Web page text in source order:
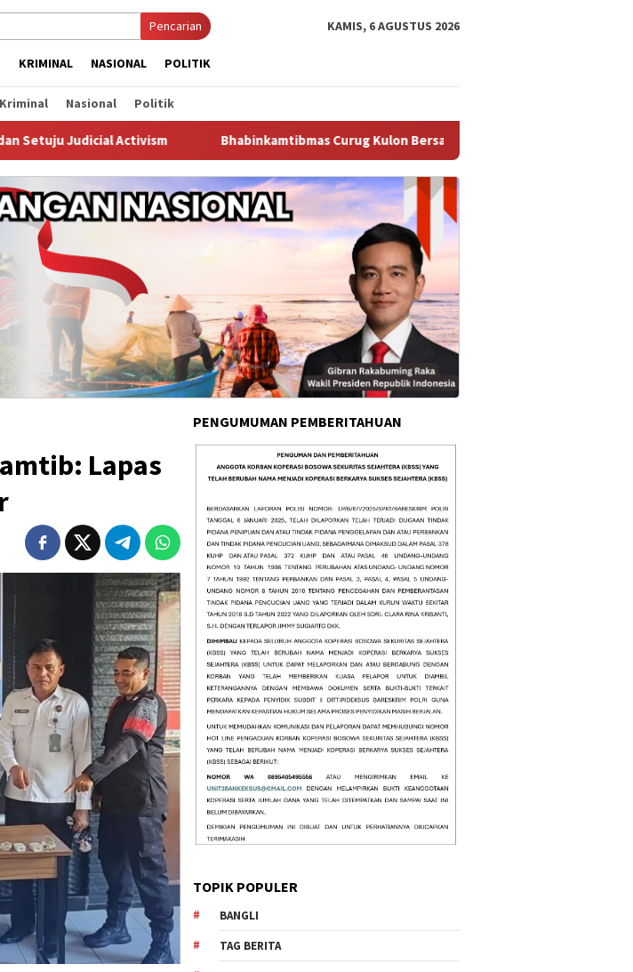
Pencarian KAMIS, 6 AGUSTUS 2026
KRIMINAL NASIONAL POLITIK
Kriminal Nasional Politik
Bhabinkamtibmas Curug Kulon Bersama Warga Gotong Royong Persiapkan Gapura
Lapas
PENGUMUMAN PEMBERITAHUAN
TOPIK POPULER
BANGLI
TAG BERITA